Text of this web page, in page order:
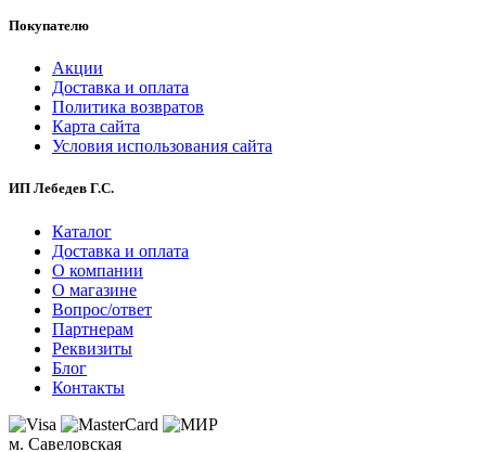
Покупателю
Акции
Доставка и оплата
Политика возвратов
Карта сайта
Условия использования сайта
ИП Лебедев Г.С.
Каталог
Доставка и оплата
О компании
О магазине
Вопрос/ответ
Партнерам
Реквизиты
Блог
Контакты
м. Савеловская